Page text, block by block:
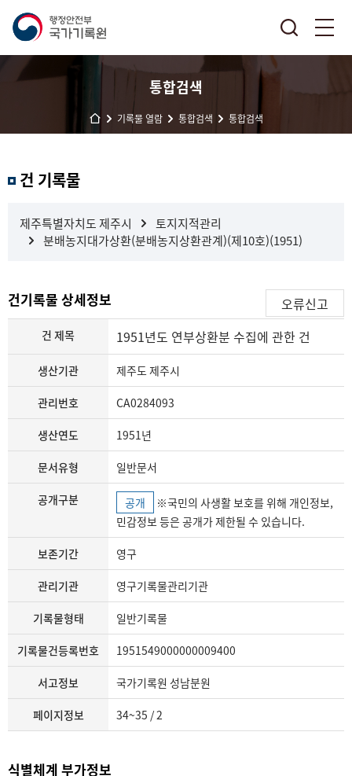
통합검색
기록물 열람 통합검색 통합검색
과 건 기록물
제주특별자치도 제주시
토지지적관리
분배농지대가상환(분배농지상환관계)(제10호)(1951)
건기록물 상세정보 오류신고
건 제목 1951년도 연부상환분 수집에 관한 건
생산기관 제주도 제주시
관리번호 CA0284093
생산연도 1951년
문서유형 일반문서
공개구분 공개
민감정보 등은 공개가 제한될 수 있습니다.
보존기간 영구
관리기관 영구기록물관리기관
기록물형태 일반기록물
기록물건등록번호 1951549000000009400
서고정보 국가기록원 성남분원
페이지정보 34~35 / 2
식별체계 부가정보